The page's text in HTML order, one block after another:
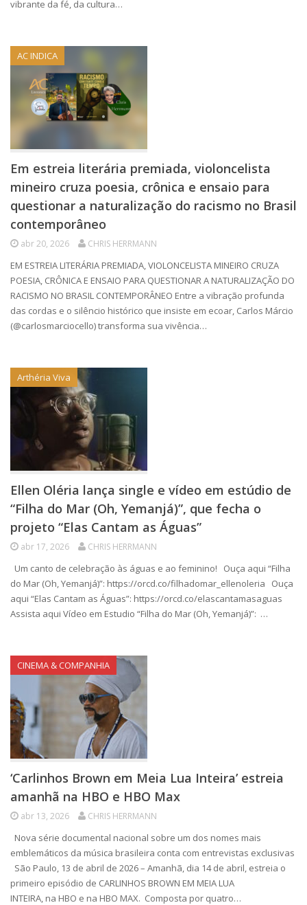
vibrante da fé, da cultura…
AC INDICA
Em estreia literária premiada, violoncelista
mineiro cruza poesia, crônica e ensaio para
questionar a naturalização do racismo no Brasil
contemporâneo
abr 20, 2026 CHRIS HERRMANN
EM ESTREIA LITERÁRIA PREMIADA, VIOLONCELISTA MINEIRO CRUZA
POESIA, CRÔNICA E ENSAIO PARA QUESTIONAR A NATURALIZAÇÃO DO
RACISMO NO BRASIL CONTEMPORÂNEO Entre a vibração profunda
das cordas e o silêncio histórico que insiste em ecoar, Carlos Márcio
(@carlosmarciocello) transforma sua vivência…
Arthéria Viva
Ellen Oléria lança single e vídeo em estúdio de
“Filha do Mar (Oh, Yemanjá)”, que fecha o
projeto “Elas Cantam as Águas”
abr 17, 2026 CHRIS HERRMANN
Um canto de celebração às águas e ao feminino! Ouça aqui “Filha
do Mar (Oh, Yemanjá)”: https://orcd.co/filhadomar_ellenoleria Ouça
aqui “Elas Cantam as Águas”: https://orcd.co/elascantamasaguas
Assista aqui Vídeo em Estudio “Filha do Mar (Oh, Yemanjá)”: …
CINEMA & COMPANHIA
‘Carlinhos Brown em Meia Lua Inteira’ estreia
amanhã na HBO e HBO Max
abr 13, 2026 CHRIS HERRMANN
Nova série documental nacional sobre um dos nomes mais
emblemáticos da música brasileira conta com entrevistas exclusivas
São Paulo, 13 de abril de 2026 – Amanhã, dia 14 de abril, estreia o
primeiro episódio de CARLINHOS BROWN EM MEIA LUA
INTEIRA, na HBO e na HBO MAX. Composta por quatro…